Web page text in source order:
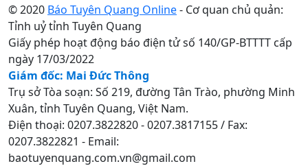
© 2020 Báo Tuyên Quang Online- Cơ quan chủ quản:
Tỉnh uỷ tỉnh Tuyên Quang
Giấy phép hoạt động báo điện tử số 140/GP-BTTTT cấp
ngày 17/03/2022
Giám đốc: Mai Đức Thông
Trụ sở Tòa soạn: Số 219, đường Tân Trào, phường Minh
Xuân, tỉnh Tuyên Quang, Việt Nam.
Điện thoại: 0207.3822820 - 0207.3817155 / Fax:
0207.3822821 - Email:
baotuyenquang.com.vn@gmail.com